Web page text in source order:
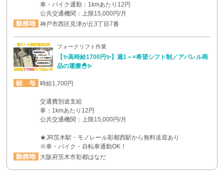
車・バイク通勤：1kmあたり12円
公共交通機関：上限15,000円/月
神戸市西区見津が丘3丁目7番
フォークリフト作業
【✨高時給1700円✨】週1～×希望シフト制／アパレル商
品の運搬🐣✨
時給1,700円
交通費別途支給
車：1kmあたり12円
公共交通機関：上限15,000円/月
★JR茨木駅・モノレール彩都西駅から無料送迎あり
※車・バイク・自転車通勤OK！
大阪府茨木市彩都はなだ